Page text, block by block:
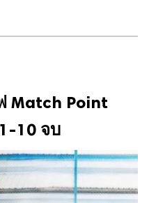
Match Point
10 จบ